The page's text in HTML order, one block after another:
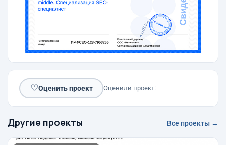
♡Оценить проект Оценили проект:
Другие проекты Все проекты →